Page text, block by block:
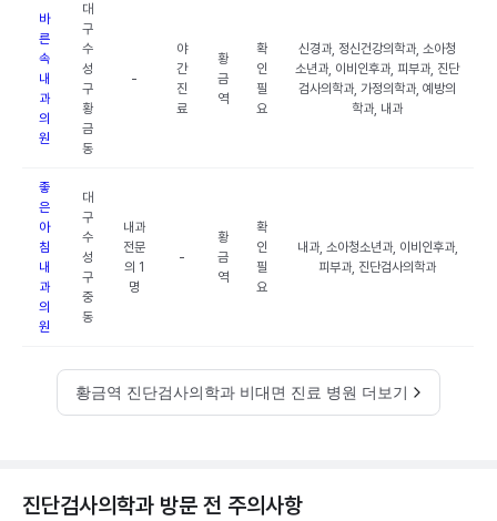
바
른
속
내
과
의
원
대
구
수
성
구
황
금
동
-
야
간
진
료
황
금
역
확
인
필
요
신경과, 정신건강의학과, 소아청
소년과, 이비인후과, 피부과, 진단
검사의학과, 가정의학과, 예방의
학과, 내과
좋
은
아
침
내
과
의
원
대
구
수
성
구
중
동
내과
전문
의 1
명
-
황
금
역
확
인
필
요
내과, 소아청소년과, 이비인후과,
피부과, 진단검사의학과
황금역 진단검사의학과 비대면 진료 병원 더보기
진단검사의학과 방문 전 주의사항